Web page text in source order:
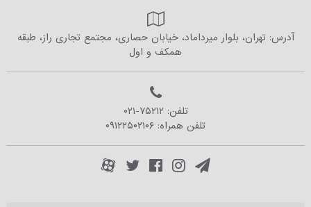
آدرس: تهران، بلوار میرداماد، خیابان حصاری، مجتمع تجاری راز، طبقه
همکف و اول
تلفن: ۰۲۱-۷۵۲۱۲
تلفن همراه: ۰۹۱۲۲۵۰۲۱۰۶